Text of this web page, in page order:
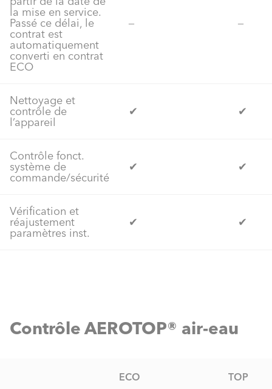
la mise en service.
Passé ce délai, le
contrat est
automatiquement
converti en contrat
ECO
‒ ‒
Nettoyage et
contrôle de
l’appareil
✔ ✔
Contrôle fonct.
système de
commande/sécurité
✔ ✔
Vérification et
réajustement
paramètres inst.
✔ ✔
Contrôle AEROTOP® air-eau
ECO TOP